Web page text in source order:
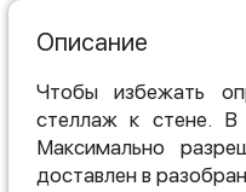
Описание
Чтобы избежать
стеллаж к стене. В
Максимально
доставлен в